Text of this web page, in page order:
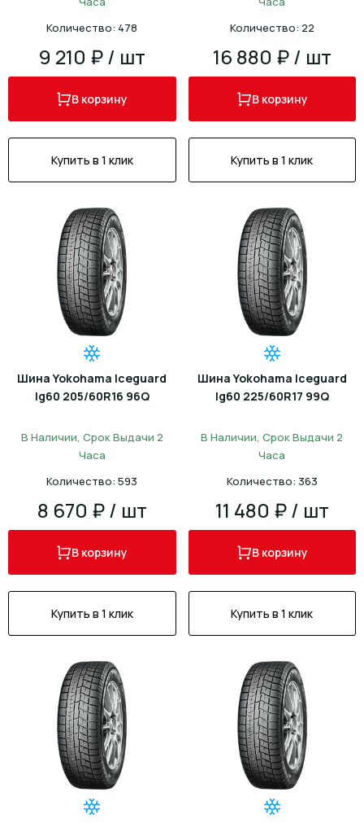
Количество: 478
9 210 ₽ / шт
В корзину
Купить в 1 клик
Количество: 22
16 880 ₽ / шт
В корзину
Купить в 1 клик
Шина Yokohama Iceguard
Ig60 205/60R16 96Q
В Наличии, Срок Выдачи 2
Часа
Количество: 593
8 670 ₽ / шт
В корзину
Купить в 1 клик
Шина Yokohama Iceguard
Ig60 225/60R17 99Q
В Наличии, Срок Выдачи 2
Часа
Количество: 363
11 480 ₽ / шт
В корзину
Купить в 1 клик